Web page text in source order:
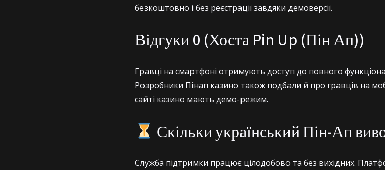
безкоштовно і без реєстрації завдяки демоверсії.
Відгуки 0 (Хоста Pin Up (Пін Ап))
Гравці на смартфоні отримують доступ до повного
Розробники Пінап казино також подбали й про гравців на
сайті казино мають демо-режим.
Скільки український Пін-Ап
Служба підтримки працює цілодобово та без вихідних.